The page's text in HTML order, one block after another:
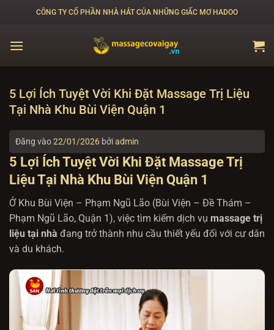
dung
CÔNG TY CỔ PHẦN NHÀ HÁT CỦA NHỮNG GIẤC MƠ HADOO
5 Lợi Ích Tuyệt Vời Khi Đặt Massage Trị Liệu
Tại Nhà Khu Bùi Viện Quận 1
Đăng vào22/01/2026 bởiadmin
5 Lợi Ích Tuyệt Vời Khi Đặt Massage Trị
Liệu Tại Nhà Khu Bùi Viện Quận 1
Ở Khu Bùi Viện – Phạm Ngũ Lão (Bùi Viện – Đề Thám –
Phạm Ngũ Lão, Quận 1), việc tìm kiếm dịch vụ massage trị
liệu tại nhà đang trở thành nhu cầu thiết yếu đối với cư dân
và du khách.